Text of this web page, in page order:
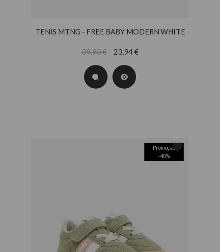
TENIS MTNG - FREE BABY MODERN WHITE
39,90 € 23,94 €
Promoção
-40%